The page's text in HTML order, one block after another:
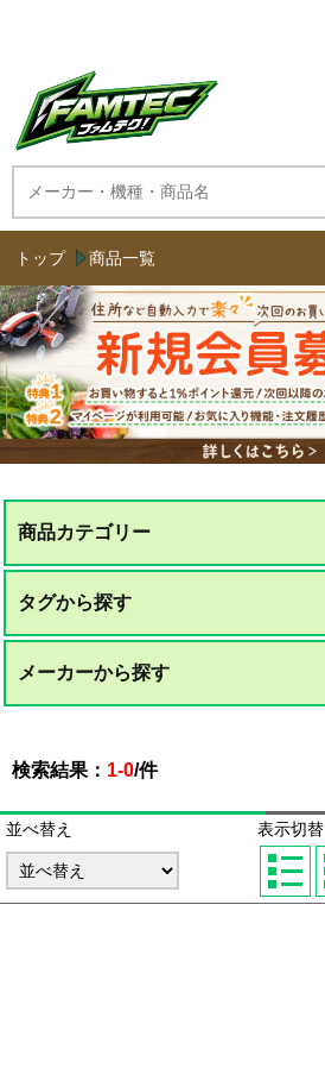
トップ 商品一覧
商品カテゴリー
タグから探す
メーカーから探す
検索結果： 1-0/件
並べ替え 表示切替